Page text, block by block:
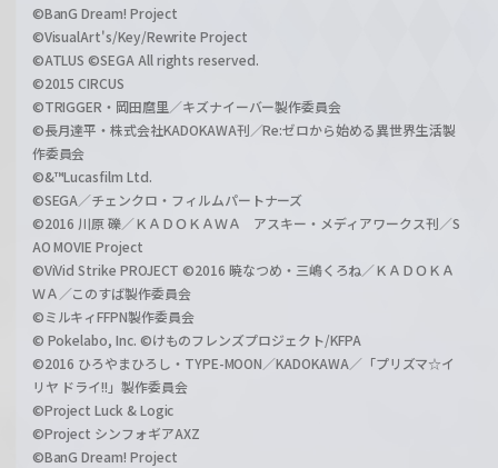
©BanG Dream! Project
©VisualArt's/Key/Rewrite Project
©ATLUS ©SEGA All rights reserved.
©2015 CIRCUS
©TRIGGER・岡田麿里／キズナイーバー製作委員会
©長月達平・株式会社KADOKAWA刊／Re:ゼロから始める異世界生活製
作委員会
©&™Lucasfilm Ltd.
©SEGA／チェンクロ・フィルムパートナーズ
©2016 川原 礫／ＫＡＤＯＫＡＷＡ アスキー・メディアワークス刊／S
AO MOVIE Project
©ViVid Strike PROJECT ©2016 暁なつめ・三嶋くろね／ＫＡＤＯＫＡ
ＷＡ／このすば製作委員会
©ミルキィFFPN製作委員会
© Pokelabo, Inc. ©けものフレンズプロジェクト/KFPA
©2016 ひろやまひろし・TYPE-MOON／KADOKAWA／「プリズマ☆イ
リヤ ドライ!!」製作委員会
©Project Luck & Logic
©Project シンフォギアAXZ
©BanG Dream! Project